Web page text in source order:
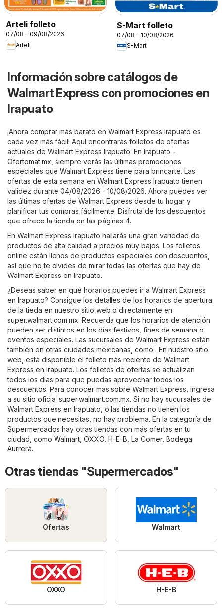
Arteli folleto
07/08 - 09/08/2026
Arteli
S-Mart folleto
07/08 - 10/08/2026
S-Mart
Información sobre catálogos de
Walmart Express con promociones en
Irapuato
¡Ahora comprar más barato en Walmart Express Irapuato es
cada vez más fácil! Aquí encontrarás folletos de ofertas
actuales de Walmart Express Irapuato. En Irapuato -
Ofertomat.mx , siempre verás las últimas promociones
especiales que Walmart Express tiene para brindarte. Las
ofertas de esta semana en Walmart Express Irapuato tienen
validez durante 04/08/2026 - 10/08/2026. Ahora puedes ver
las últimas ofertas de Walmart Express desde tu hogar y
planificar tus compras fácilmente. Disfruta de los descuentos
que ofrece la tienda en las páginas 4.
En Walmart Express Irapuato hallarás una gran variedad de
productos de alta calidad a precios muy bajos. Los folletos
online están llenos de productos especiales con descuentos,
así que no te olvides de mirar todas las ofertas que hay de
Walmart Express en Irapuato.
¿Deseas saber en qué horarios puedes ir a Walmart Express
en Irapuato? Consigue los detalles de los horarios de apertura
de la tieda en nuestro sitio web o directamente en
super.walmart.com.mx. Recuerda que los horarios de atención
pueden ser distintos en los días festivos, fines de semana o
eventos especiales. Las sucursales de Walmart Express están
también en otras ciudades mexicanas, como . En nuestro sitio
web, está disponible el folleto más reciente de Walmart
Express en Irapuato. Los folletos de ofertas se actualizan
todos los días para que puedas aprovechar todos los
descuentos. Para conocer más sobre Walmart Express, ingresa
a su sitio oficial super.walmart.com.mx. Si no hay sucursales de
Walmart Express en Irapuato, o las tiendas no tienen los
productos que necesitas, no hay problema. En la categoría de
Supermercados hay otras tiendas con más ofertas en tu
ciudad, como Walmart OXXO H-E-B La Comer, Bodega
Aurrerá.
Otras tiendas "Supermercados"
Ofertas Walmart
OXXO H-E-B